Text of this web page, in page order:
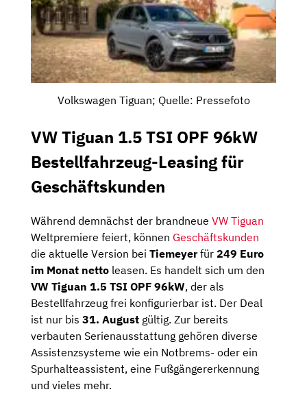
Volkswagen Tiguan; Quelle: Pressefoto
VW Tiguan 1.5 TSI OPF 96kW
Bestellfahrzeug-Leasing für
Geschäftskunden
Während demnächst der brandneue VW Tiguan
Weltpremiere feiert, können Geschäftskunden
die aktuelle Version bei Tiemeyerfür 249 Euro
im Monat netto leasen. Es handelt sich um den
VW Tiguan 1.5 TSI OPF 96kW, der als
Bestellfahrzeug frei konfigurierbar ist. Der Deal
ist nur bis 31. August gültig. Zur bereits
verbauten Serienausstattung gehören diverse
Assistenzsysteme wie ein Notbrems- oder ein
Spurhalteassistent, eine Fußgängererkennung
und vieles mehr.